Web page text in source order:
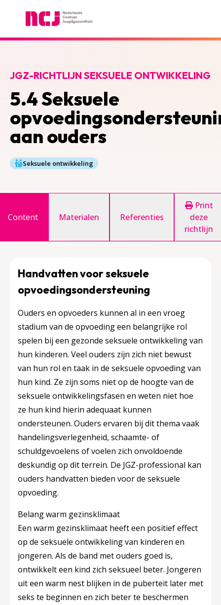
5.4 Seksuele
aan ouders
JGZ-RICHTLIJN SEKSUELE ONTWIKKELING
Seksuele ontwikkeling
Content Materialen Referenties
Print
deze
richtlijn
Handvatten voor seksuele
opvoedingsondersteuning
Ouders en opvoeders kunnen al in een vroeg
stadium van de opvoeding een belangrijke rol
spelen bij een gezonde seksuele ontwikkeling van
hun kinderen. Veel ouders zijn zich niet bewust
van hun rol en taak in de seksuele opvoeding van
hun kind. Ze zijn soms niet op de hoogte van de
seksuele ontwikkelingsfasen en weten niet hoe
ze hun kind hierin adequaat kunnen
ondersteunen. Ouders ervaren bij dit thema vaak
handelingsverlegenheid, schaamte- of
schuldgevoelens of voelen zich onvoldoende
deskundig op dit terrein. De JGZ-professional kan
ouders handvatten bieden voor de seksuele
opvoeding.
Belang warm gezinsklimaat
Een warm gezinsklimaat heeft een positief effect
op de seksuele ontwikkeling van kinderen en
jongeren. Als de band met ouders goed is,
ontwikkelt een kind zich seksueel beter. Jongeren
uit een warm nest blijken in de puberteit later met
seks te beginnen en zich beter te beschermen